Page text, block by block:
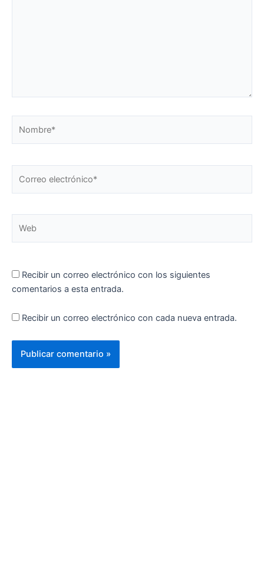
electrónico*
Recibir un correo electrónico con los siguientes
comentarios a esta entrada.
Recibir un correo electrónico con cada nueva entrada.